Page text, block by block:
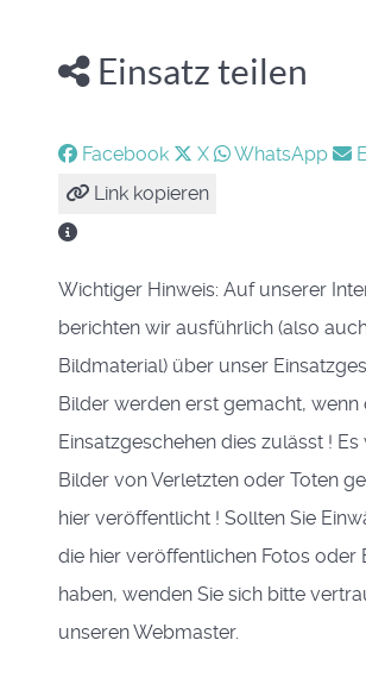
Einsatz teilen
Facebook X WhatsApp
Link kopieren
Wichtiger Hinweis: Auf unserer
berichten wir ausführlich (also
Bildmaterial) über unser
Bilder werden erst gemacht, wenn
Einsatzgeschehen dies zulässt !
Bilder von Verletzten oder Toten
hier veröffentlicht ! Sollten Sie
die hier veröffentlichen Fotos oder
haben, wenden Sie sich bitte
unseren Webmaster.